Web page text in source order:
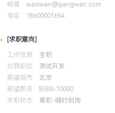
师掌握自动化脚本开发，提升团
培训经历
2024-09 -2025-12
系统化学习了高级测试管理、测
方法应用于实际项目，优化测试
测试效率提升XXX%，项目延期
邮箱： xiaowan@gangwan.com
电话：
18600001654
[求职意向]
工作性质： 全职
应聘职位： 测试开发
期望城市： 北京
期望薪资： 8000-10000
求职状态： 离职-随时到岗